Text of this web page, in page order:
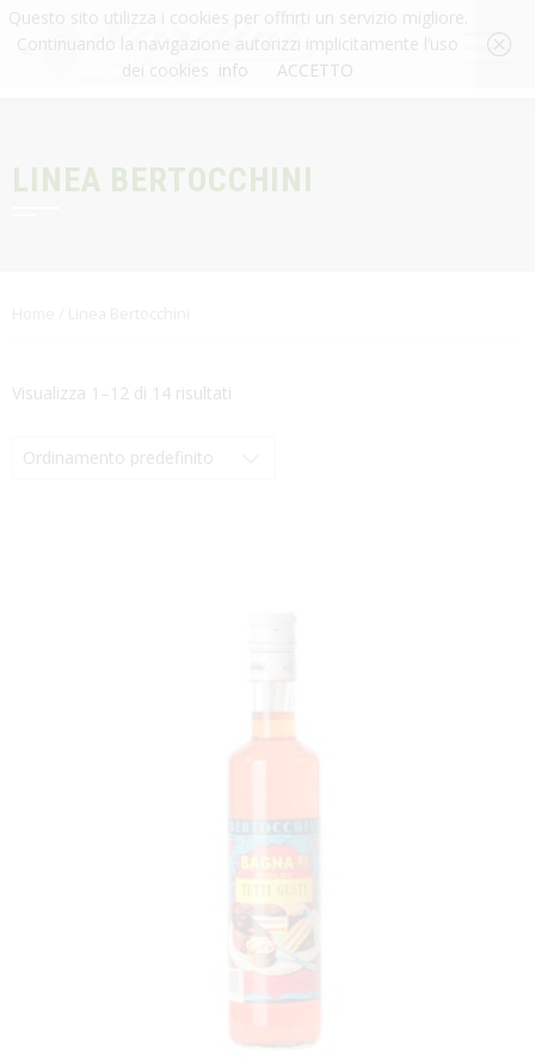
LINEA BERTOCCHINI
Visualizza 1–12 di 14 risultati
Questo sito utilizza i cookies per offrirti un servizio migliore.
Continuando la navigazione autorizzi implicitamente l’uso
dei cookies info ACCETTO